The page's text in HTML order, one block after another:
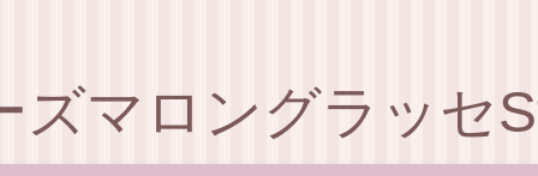
ズマロングラッセ